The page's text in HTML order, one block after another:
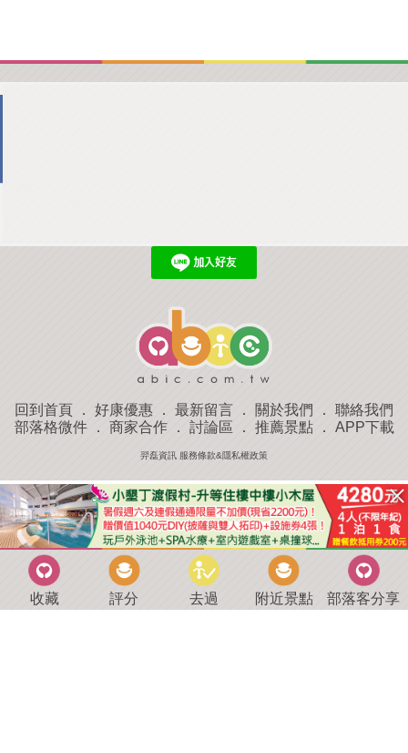
回到首頁 ． 好康優惠 ． 最新留言 ． 關於我們 ． 聯絡我們
部落格微件． 商家合作． 討論區 ． 推薦景點． APP下載
羿磊資訊 服務條款&隱私權政策
收藏 評分 去過 附近景點 部落客分享